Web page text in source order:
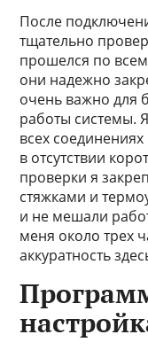
После
тщательно
прошелся по
они надежно
очень важно для
работы системы.
всех
в отсутствии
проверки я
стяжками и
и не мешали
меня около трех
аккуратность